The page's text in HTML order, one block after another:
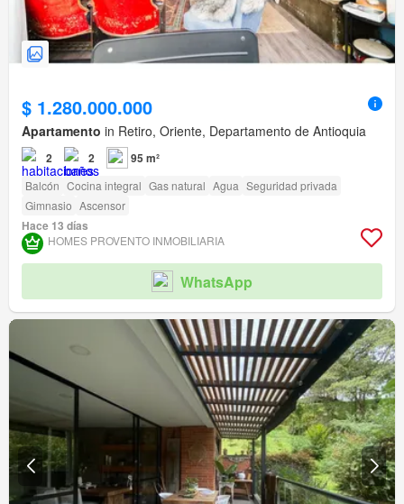
$ 1.280.000.000
Apartamento in Retiro, Oriente, Departamento de Antioquia
2 2 95 m²
Balcón Cocina integral Gas natural Agua Seguridad privada
Gimnasio Ascensor
Hace 13 días
HOMES PROVENTO INMOBILIARIA
WhatsApp